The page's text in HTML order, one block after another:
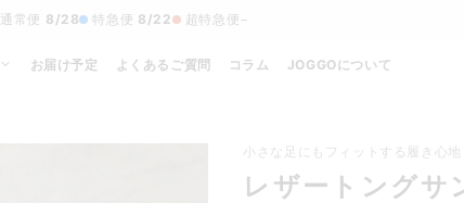
通常便 8/28 特急便 8/22 超特急便−
お届け予定 よくあるご質問 コラム JOGGOについて
小さな足にもフィットする履き心地
レザートングサ